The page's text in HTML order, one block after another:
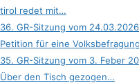
tirol redet mit…
36. GR-Sitzung vom 24.03.2026
Petition für eine Volksbefragung
35. GR-Sitzung vom 3. Feber
Über den Tisch gezogen…